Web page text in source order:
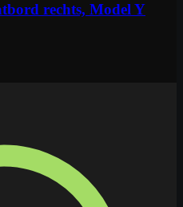
rechts, Model Y